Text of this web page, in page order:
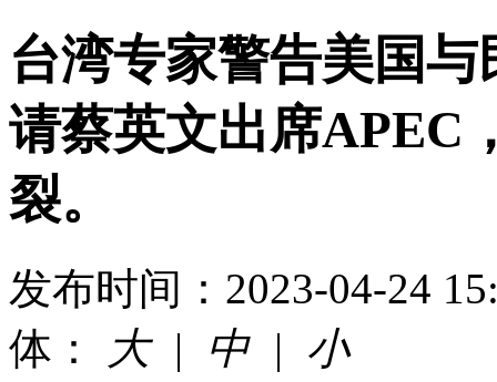
台湾专家警告美国
请蔡英文出席APEC
裂。
发布时间：2023-04-24
体：
大| 中| 小